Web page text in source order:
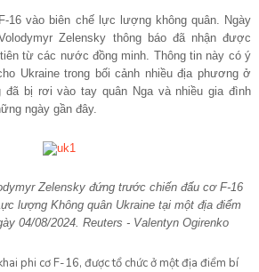
16 vào biên chế lực lượng không quân. Ngày
Zelensky thông báo đã nhận được
từ các nước đồng minh. Thông tin này có ý
Ukraine trong bối cảnh nhiều địa phương ở
đã bị rơi vào tay quân Nga và nhiều gia đình
ngày gần đây.
Zelensky đứng trước chiến đấu cơ F-16
lượng Không quân Ukraine tại một địa điểm
04/08/2024. Reuters - Valentyn Ogirenko
phi cơ F-16, được tổ chức ở một địa điểm bí